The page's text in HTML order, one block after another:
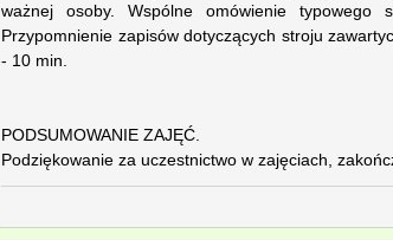
ważnej osoby. Wspólne omówienie typowego
Przypomnienie zapisów dotyczących stroju
- 10 min.
PODSUMOWANIE ZAJĘĆ.
Podziękowanie za uczestnictwo w zajęciach,